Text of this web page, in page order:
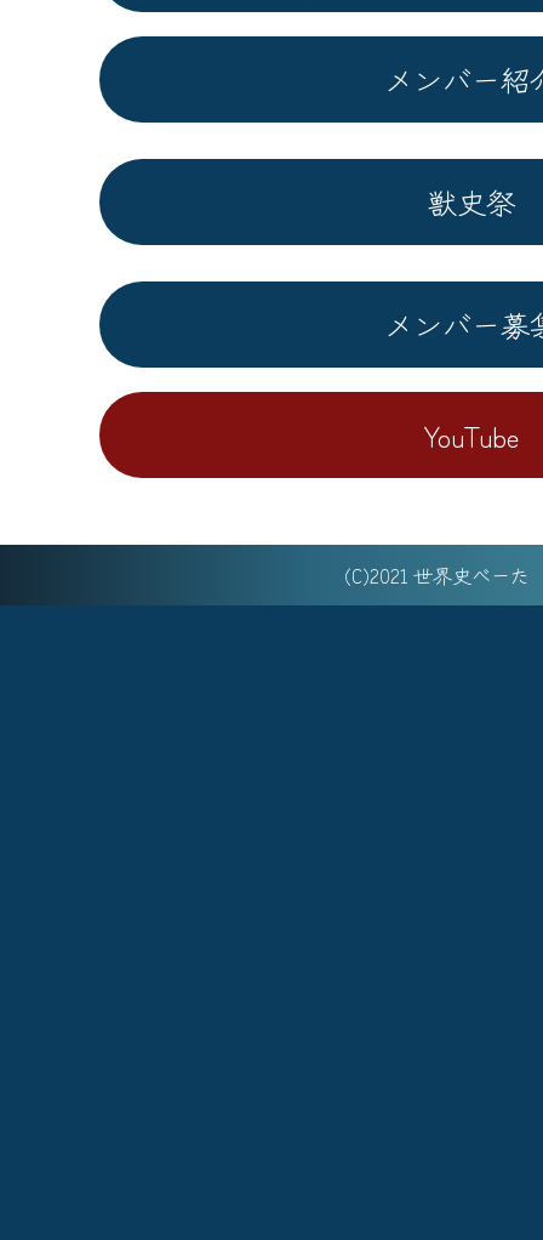
メンバー紹
獣史祭
メンバー募
YouTube
(C)2021 世界史べーた